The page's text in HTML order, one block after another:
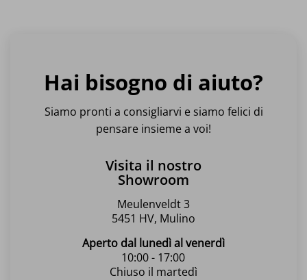
Hai bisogno di aiuto?
Siamo pronti a consigliarvi e siamo felici di
pensare insieme a voi!
Visita il nostro
Showroom
Meulenveldt 3
5451 HV, Mulino
Aperto dal lunedì al venerdì
10:00 - 17:00
Chiuso il martedì